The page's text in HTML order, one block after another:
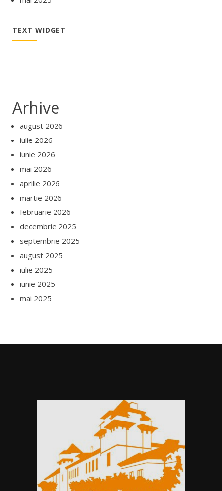
TEXT WIDGET
Arhive
august 2026
iulie 2026
iunie 2026
mai 2026
aprilie 2026
martie 2026
februarie 2026
decembrie 2025
septembrie 2025
august 2025
iulie 2025
iunie 2025
mai 2025